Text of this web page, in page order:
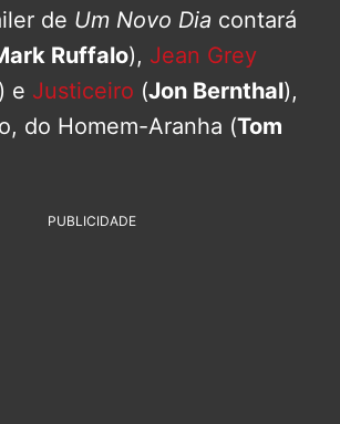
de Um Novo Dia contará
Ruffalo), Jean Grey
) e Justiceiro (Jon Bernthal),
do Homem-Aranha (Tom
PUBLICIDADE